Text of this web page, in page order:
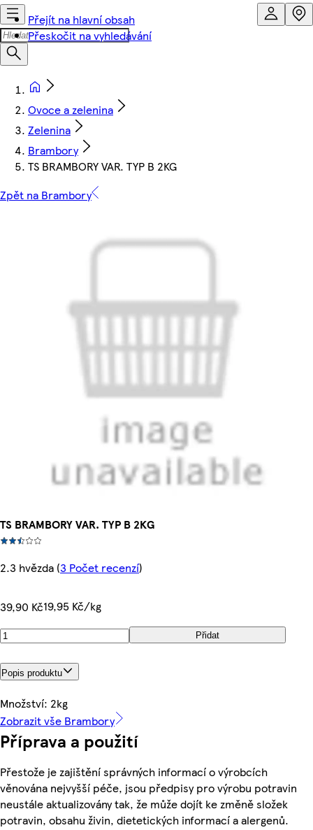
Přejít na hlavní obsah
Přeskočit na vyhledávání
Ovoce a zelenina
Zelenina
Brambory
TS BRAMBORY VAR. TYP B 2KG
Zpět na Brambory
TS BRAMBORY VAR. TYP B 2KG
2.3 hvězda (3 Počet recenzí)
39,90 Kč19,95 Kč/kg
Přidat
Popis produktu
Množství: 2kg
Zobrazit vše Brambory
Příprava a použití
Přestože je zajištění správných informací o výrobcích
věnována nejvyšší péče, jsou předpisy pro výrobu potravin
neustále aktualizovány tak, že může dojít ke změně složek
potravin, obsahu živin, dietetických informací a alergenů.